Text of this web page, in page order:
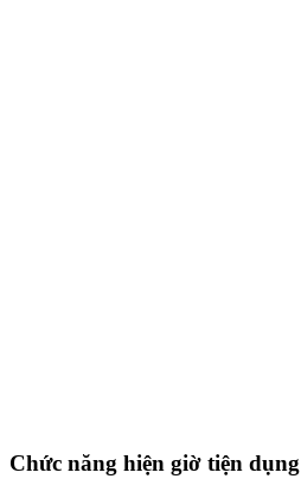
Chức năng hiện giờ tiện dụng